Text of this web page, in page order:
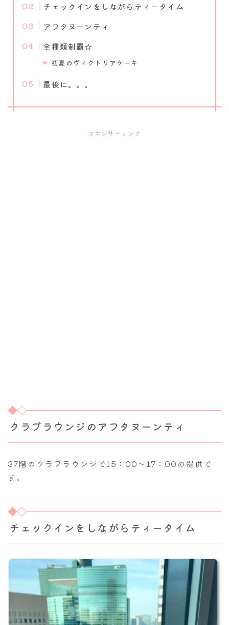
チェックインをしながらティータイム
アフタヌーンティ
全種類制覇☆
初夏のヴィクトリアケーキ
最後に。。。
スポンサーリンク
クラブラウンジのアフタヌーンティ
37階のクラブラウンジで15：00～17：00の提供で
す。
チェックインをしながらティータイム